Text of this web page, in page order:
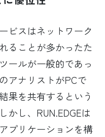
ビスはネットワーク
ることが多かったた
ールが一般的であっ
アナリストがPCで
果を共有するという
かし、RUN.EDGEは
プリケーションを構